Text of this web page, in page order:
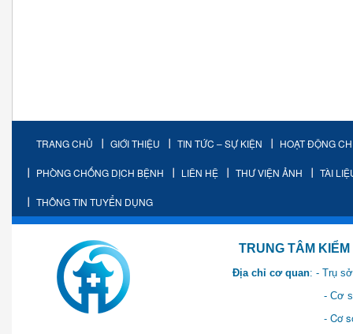
TRANG CHỦ GIỚI THIỆU TIN TỨC – SỰ KIỆN HOẠT ĐỘNG
PHÒNG CHỐNG DỊCH BỆNH LIÊN HỆ THƯ VIỆN ẢNH TÀI
THÔNG TIN TUYỂN DỤNG
TRUNG TÂM KIỂM SOÁT
Địa chỉ cơ quan: - Trụ
- Cơ sở 2: Khu Hành
- Cơ sở 3: Số 1 Ngõ 2